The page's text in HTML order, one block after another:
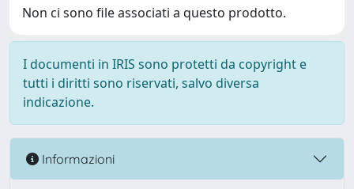
Non ci sono file associati a questo prodotto.
I documenti in IRIS sono protetti da copyright e
tutti i diritti sono riservati, salvo diversa
indicazione.
Informazioni